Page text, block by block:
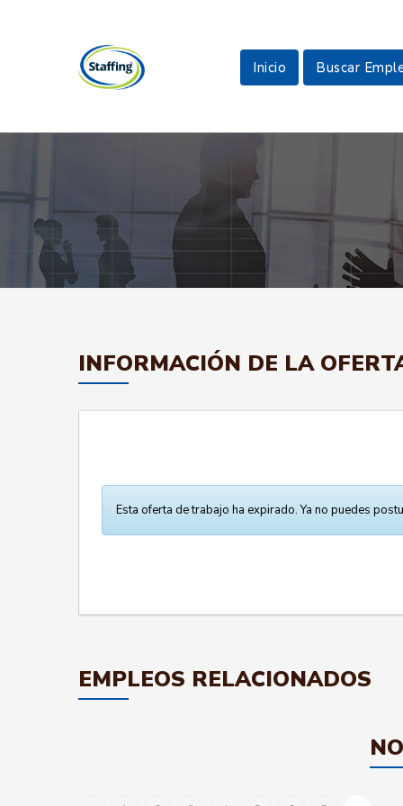
Inicio Buscar
INFORMACIÓN DE LA
Esta oferta de trabajo ha expirado. Ya no puedes
EMPLEOS RELACIONADOS